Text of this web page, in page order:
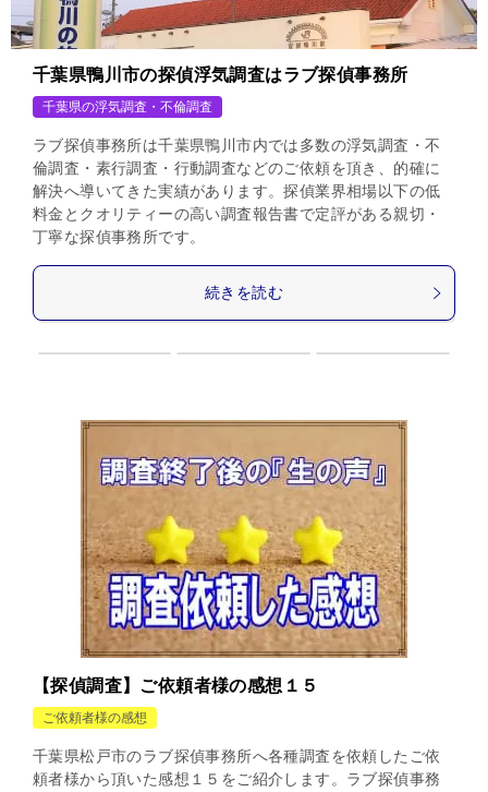
千葉県鴨川市の探偵浮気調査はラブ探偵事務所
千葉県の浮気調査・不倫調査
ラブ探偵事務所は千葉県鴨川市内では多数の浮気調査・不
倫調査・素行調査・行動調査などのご依頼を頂き、的確に
解決へ導いてきた実績があります。探偵業界相場以下の低
料金とクオリティーの高い調査報告書で定評がある親切・
丁寧な探偵事務所です。
続きを読む
【探偵調査】ご依頼者様の感想１５
ご依頼者様の感想
千葉県松戸市のラブ探偵事務所へ各種調査を依頼したご依
頼者様から頂いた感想１５をご紹介します。ラブ探偵事務